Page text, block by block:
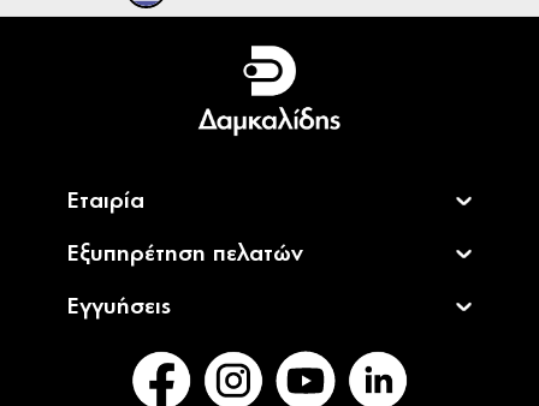
Ελληνικά
English
Εταιρία
Εξυπηρέτηση πελατών
Εγγυήσεις